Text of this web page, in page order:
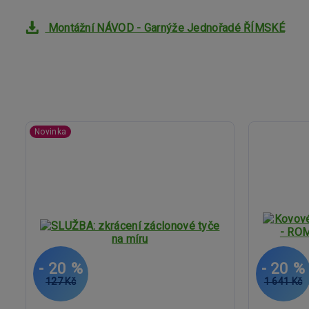
Montážní NÁVOD - Garnýže Jednořadé ŘÍMSKÉ
Novinka
127 Kč
- 20 %
1 641 Kč
- 20 %